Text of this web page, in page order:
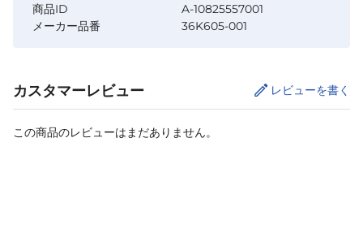
商品ID
A-10825557001
メーカー品番
36K605-001
カスタマーレビュー レビューを書く
この商品のレビューはまだありません。